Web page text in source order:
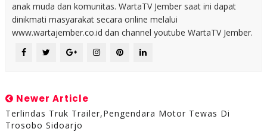
anak muda dan komunitas. WartaTV Jember saat ini dapat
dinikmati masyarakat secara online melalui
www.wartajember.co.id dan channel youtube WartaTV Jember.
Newer Article
Terlindas Truk Trailer,Pengendara Motor Tewas Di
Trosobo Sidoarjo